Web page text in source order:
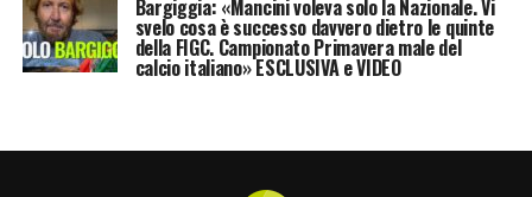
Bargiggia: «Mancini voleva solo la Nazionale. Vi
svelo cosa è successo davvero dietro le quinte
della FIGC. Campionato Primavera male del
calcio italiano» ESCLUSIVA e VIDEO